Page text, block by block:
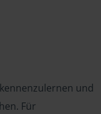
und
Für